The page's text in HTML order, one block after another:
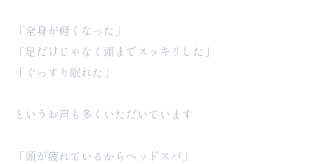
「全身が軽くなった」
「足だけじゃなく頭までスッキリした」
「ぐっすり眠れた」
というお声も多くいただいています
「頭が疲れているからヘッドスパ」